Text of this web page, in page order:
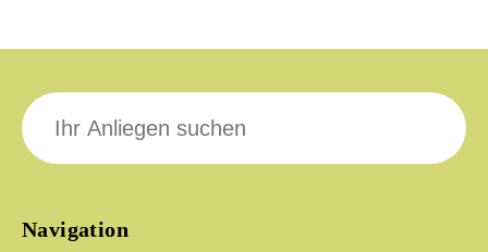
Navigation
Suche
nach: